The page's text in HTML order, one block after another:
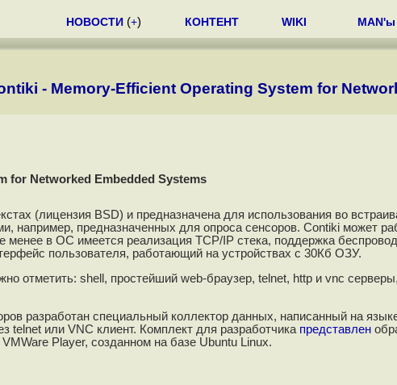
НОВОСТИ (+) КОНТЕНТ WIKI MAN'ы
- Memory-Efficient Operating System for
for Networked Embedded Systems
(лицензия BSD) и предназначена для использования во
например, предназначенных для опроса сенсоров. Contiki может
в ОС имеется реализация TCP/IP стека, поддержка
пользователя, работающий на устройствах с 30Кб ОЗУ.
отметить: shell, простейший web-браузер, telnet, http и vnc
разработан специальный коллектор данных, написанный на
telnet или VNC клиент. Комплект для разработчика представлен
Player, созданном на базе Ubuntu Linux.